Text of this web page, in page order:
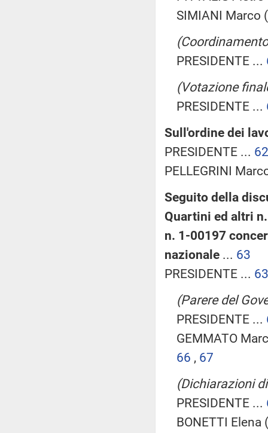
SIMIANI Marco
PRESIDENTE ...
(Votazione
PRESIDENTE ...
Sull'ordine dei
PRESIDENTE ... 62
PELLEGRINI
Seguito della
Quartini ed altri
n. 1-00197
nazionale ... 63
PRESIDENTE ... 63
(Parere del
PRESIDENTE ...
GEMMATO
66 , 67
(Dichiarazioni
PRESIDENTE ...
BONETTI Elena